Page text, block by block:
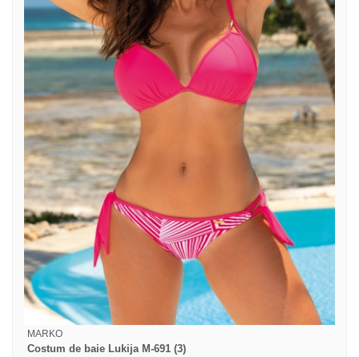
MARKO
Costum de baie Lukija M-691 (3)